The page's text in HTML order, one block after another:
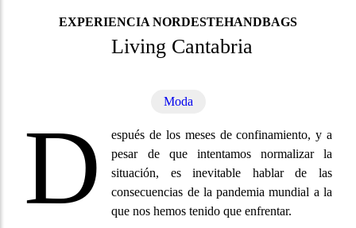
EXPERIENCIA NORDESTEHANDBAGS
Living Cantabria
Moda
D
espués de los meses de confinamiento, y a
pesar de que intentamos normalizar la
situación, es inevitable hablar de las
consecuencias de la pandemia mundial a la
que nos hemos tenido que enfrentar.